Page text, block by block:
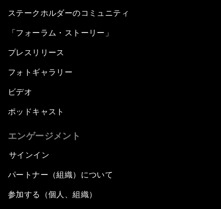
ステークホルダーのコミュニティ
「フォーラム・ストーリー」
プレスリリース
フォトギャラリー
ビデオ
ポッドキャスト
エンゲージメント
サインイン
パートナー（組織）について
参加する（個人、組織）